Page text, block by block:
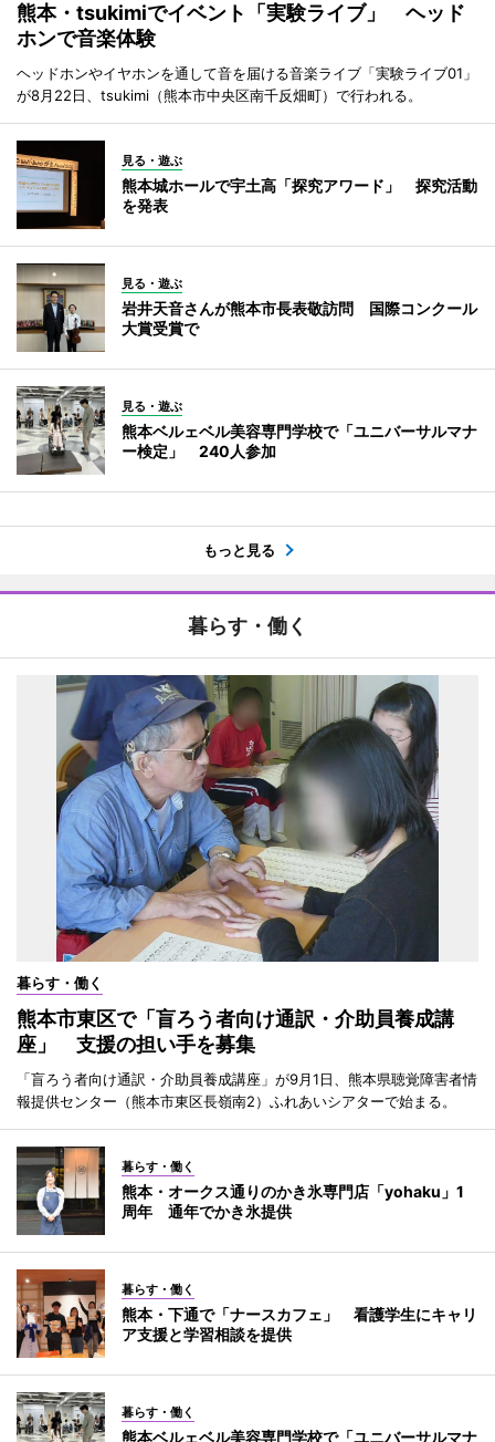
熊本・tsukimiでイベント「実験ライブ」 ヘッド
ホンで音楽体験
ヘッドホンやイヤホンを通して音を届ける音楽ライブ「実験ライブ01」
が8月22日、tsukimi（熊本市中央区南千反畑町）で行われる。
見る・遊ぶ
熊本城ホールで宇土高「探究アワード」 探究活動
を発表
見る・遊ぶ
岩井天音さんが熊本市長表敬訪問 国際コンクール
大賞受賞で
見る・遊ぶ
熊本ベルェベル美容専門学校で「ユニバーサルマナ
ー検定」 240人参加
もっと見る
暮らす・働く
暮らす・働く
熊本市東区で「盲ろう者向け通訳・介助員養成講
座」 支援の担い手を募集
「盲ろう者向け通訳・介助員養成講座」が9月1日、熊本県聴覚障害者情
報提供センター（熊本市東区長嶺南2）ふれあいシアターで始まる。
暮らす・働く
熊本・オークス通りのかき氷専門店「yohaku」1
周年 通年でかき氷提供
暮らす・働く
熊本・下通で「ナースカフェ」 看護学生にキャリ
ア支援と学習相談を提供
暮らす・働く
熊本ベルェベル美容専門学校で「ユニバーサルマナ